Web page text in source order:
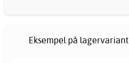
Eksempel på lagervariant